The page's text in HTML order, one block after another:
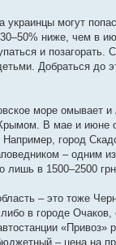
украинцы могут
ниже, чем в
и
Добраться до
море омывает и
В мае и июне
город
– одним
лишь в 1500–2500 грн.
– это тоже
в городе
«Привоз»
– цена на